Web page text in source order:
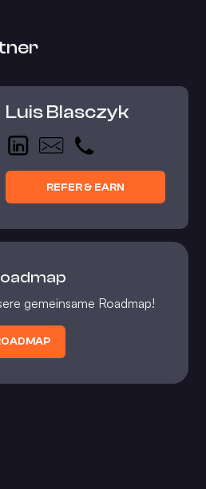
Luis Blasczyk
REFER & EARN
gemeinsame Roadmap!